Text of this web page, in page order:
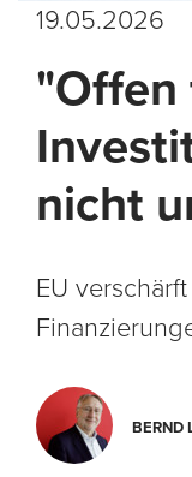
19.05.2026
"Offen
nicht
EU
BERND